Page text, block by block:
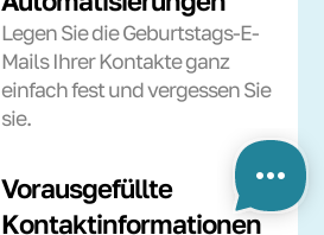
Legen Sie die Geburtstags-E-
Mails Ihrer Kontakte ganz
einfach fest und vergessen Sie
sie.
Vorausgefüllte
Kontaktinformationen